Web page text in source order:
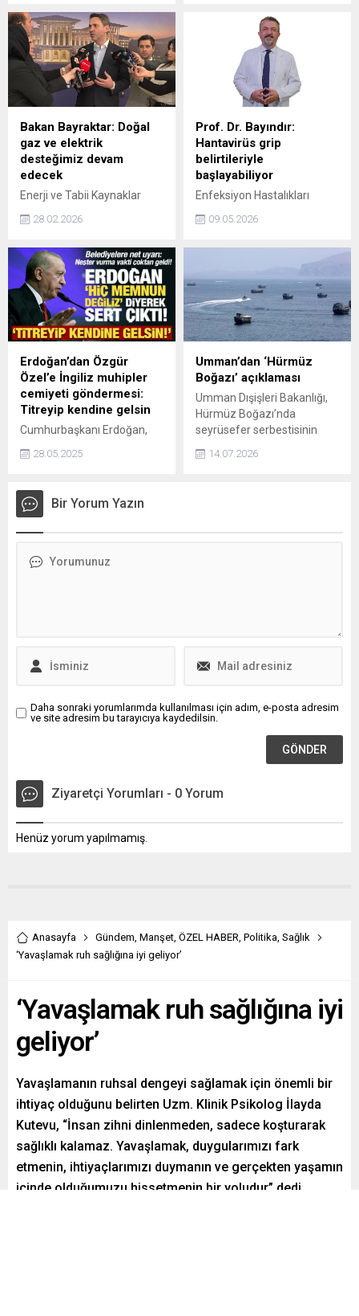
bu maçları naklen ekranlara
taşıyacak.
kaldıktan sonra, Devlet
Parasız Yatılılık Sınavlarını
Bakan Bayraktar: Doğal
gaz ve elektrik
desteğimiz devam
edecek
Enerji ve Tabii Kaynaklar
Özellikle doğal gaz ve
malumunuz bizim
vatandaşlarımıza
desteklerimiz devam ediyor.
Zaten biz çok uzun
zamandır dünyada yaşanan
bu kırılganlık, bu değişiklikleri
vatandaşlarımıza
yansıtmadık. İnşallah
bundan sonra da buna
devam edeceğiz dedi.
28.02.2026
Prof. Dr. Bayındır:
Hantavirüs grip
belirtileriyle
başlayabiliyor
Enfeksiyon Hastalıkları
Bayındır, hantavirüsün
dışkı ve salyasıyla kirlenmiş
ortamların solunmasıyla
bulaştığını söyleyerek, yaz
aylarında kırsal alan
kullanımı ve kapalı alan
temaslarının artmasıyla
riskin yükselebileceği
uyarısında bulundu. Prof. Dr.
Bayındır, “Grip benzeri
belirtilerle başlayabilen bu
hastalık bazı vakalarda ağır
akciğer ve böbrek
yetmezliğine yol...
09.05.2026
Erdoğan’dan Özgür
Özel’e İngiliz muhipler
cemiyeti göndermesi:
Titreyip kendine gelsin
Cumhurbaşkanı Erdoğan,
konukların huzurunda adeta
şekile girmesini taassup ile
seyrettiklerini söyleyerek,
memnun değiliz." dedi.
28.05.2025
Umman’dan ‘Hürmüz
Boğazı’ açıklaması
Umman Dışişleri Bakanlığı,
Hürmüz Boğazı’nda
seyrüsefer serbestisinin
taraflarla iş birliğini
14.07.2026
Bir Yorum Yazın
Daha sonraki yorumlarımda kullanılması için adım, e-posta adresim
ve site adresim bu tarayıcıya kaydedilsin.
Ziyaretçi Yorumları - 0 Yorum
Henüz yorum yapılmamış.
Anasayfa Gündem, Manşet, ÖZEL HABER, Politika, Sağlık
‘Yavaşlamak ruh sağlığına iyi geliyor’
‘Yavaşlamak ruh sağlığına iyi
geliyor’
Yavaşlamanın ruhsal dengeyi sağlamak için önemli bir
ihtiyaç olduğunu belirten Uzm. Klinik Psikolog İlayda
Kutevu, “İnsan zihni dinlenmeden, sadece koşturarak
sağlıklı kalamaz. Yavaşlamak, duygularımızı fark
etmenin, ihtiyaçlarımızı duymanın ve gerçekten yaşamın
içinde olduğumuzu hissetmenin bir yoludur” dedi.